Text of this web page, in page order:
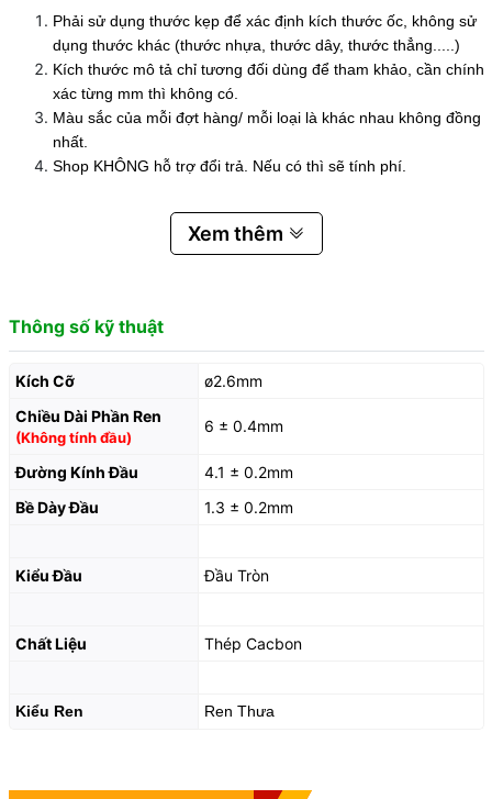
Phải sử dụng thước kẹp để xác định kích thước ốc, không sử
dụng thước khác (thước nhựa, thước dây, thước thẳng.....)
Kích thước mô tả chỉ tương đối dùng để tham khảo, cần chính
xác từng mm thì không có.
Màu sắc của mỗi đợt hàng/ mỗi loại là khác nhau không đồng
nhất.
Shop KHÔNG hỗ trợ đổi trả. Nếu có thì sẽ tính phí.
Xem thêm
Thông số kỹ thuật
Kích Cỡ
ø2.6mm
Chiều Dài Phần Ren
(Không tính đầu)
6 ± 0.4mm
Đường Kính Đầu
4.1 ± 0.2mm
Bề Dày Đầu
1.3 ± 0.2mm
Kiểu Đầu Đầu Tròn
Chất Liệu Thép Cacbon
Kiểu Ren Ren Thưa